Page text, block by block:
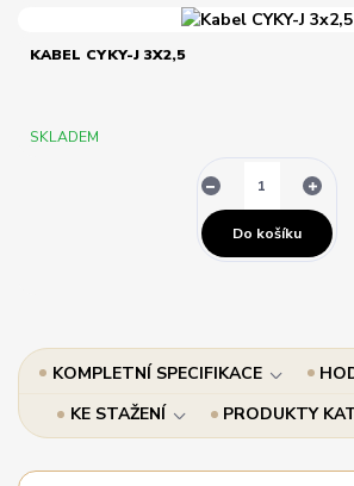
KABEL CYKY-J 3X2,5
SKLADEM
Do košíku
KOMPLETNÍ SPECIFIKACE
KE STAŽENÍ
PRODUKTY